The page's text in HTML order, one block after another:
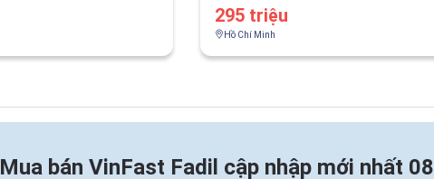
295 triệu
Hồ Chí Minh
Mua bán VinFast Fadil cập nhập mới nhất